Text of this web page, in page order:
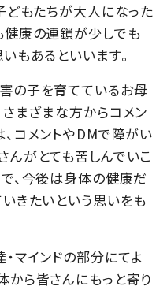
どもたちが大人になった
健康の連鎖が少しでも
もあるといいます。
の子を育てているお母
まざまな方からコメン
コメントやDMで障がい
んがとても苦しんでいこ
、今後は身体の健康だ
きたいという思いをも
マインドの部分にてよ
から皆さんにもっと寄り